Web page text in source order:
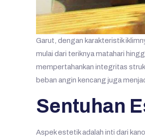
Garut, dengan karakteristik
mulai dari teriknya matahari
mempertahankan integritas
beban angin kencang juga
Sentuhan
Aspek estetik adalah inti dari